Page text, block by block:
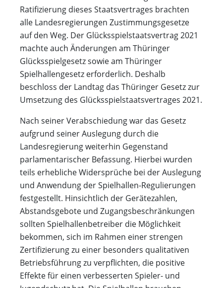
Ratifizierung dieses Staatsvertrages brachten
alle Landesregierungen Zustimmungsgesetze
auf den Weg. Der Glücksspielstaatsvertrag 2021
machte auch Änderungen am Thüringer
Glücksspielgesetz sowie am Thüringer
Spielhallengesetz erforderlich. Deshalb
beschloss der Landtag das Thüringer Gesetz zur
Umsetzung des Glücksspielstaatsvertrages 2021.
Nach seiner Verabschiedung war das Gesetz
aufgrund seiner Auslegung durch die
Landesregierung weiterhin Gegenstand
parlamentarischer Befassung. Hierbei wurden
teils erhebliche Widersprüche bei der Auslegung
und Anwendung der Spielhallen-Regulierungen
festgestellt. Hinsichtlich der Gerätezahlen,
Abstandsgebote und Zugangsbeschränkungen
sollten Spielhallenbetreiber die Möglichkeit
bekommen, sich im Rahmen einer strengen
Zertifizierung zu einer besonders qualitativen
Betriebsführung zu verpflichten, die positive
Effekte für einen verbesserten Spieler- und